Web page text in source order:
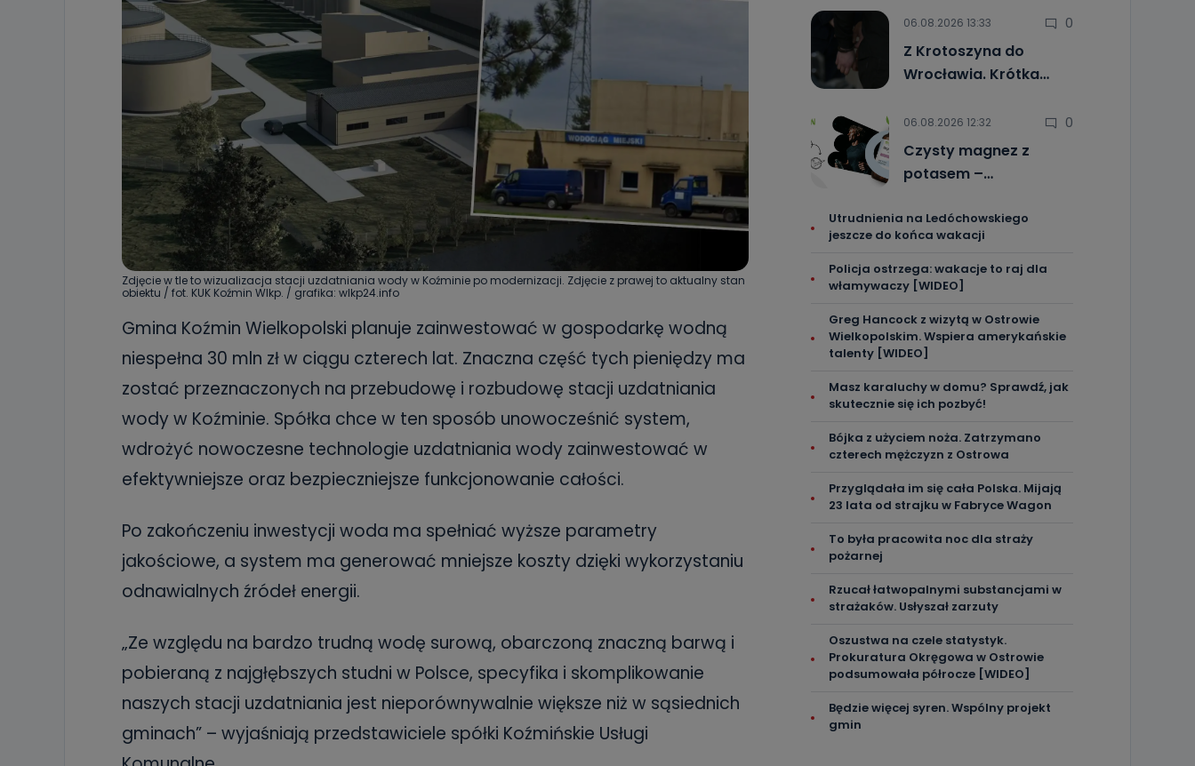
Zdjęcie w tle to wizualizacja stacji uzdatniania wody w Koźminie po modernizacji. Zdjęcie z prawej to aktualny stan
obiektu / fot. KUK Koźmin Wlkp. / grafika: wlkp24.info
Gmina Koźmin Wielkopolski planuje zainwestować w gospodarkę wodną
niespełna 30 mln zł w ciągu czterech lat. Znaczna część tych pieniędzy ma
zostać przeznaczonych na przebudowę i rozbudowę stacji uzdatniania
wody w Koźminie. Spółka chce w ten sposób unowocześnić system,
wdrożyć nowoczesne technologie uzdatniania wody zainwestować w
efektywniejsze oraz bezpieczniejsze funkcjonowanie całości.
Po zakończeniu inwestycji woda ma spełniać wyższe parametry
jakościowe, a system ma generować mniejsze koszty dzięki wykorzystaniu
odnawialnych źródeł energii.
„Ze względu na bardzo trudną wodę surową, obarczoną znaczną barwą i
pobieraną z najgłębszych studni w Polsce, specyfika i skomplikowanie
naszych stacji uzdatniania jest nieporównywalnie większe niż w sąsiednich
gminach” – wyjaśniają przedstawiciele spółki Koźmińskie Usługi
06.08.2026 13:33 0
Z Krotoszyna do
Wrocławia. Krótka…
06.08.2026 12:32 0
Czysty magnez z
potasem –…
Utrudnienia na Ledóchowskiego
jeszcze do końca wakacji
Policja ostrzega: wakacje to raj dla
włamywaczy [WIDEO]
Greg Hancock z wizytą w Ostrowie
Wielkopolskim. Wspiera amerykańskie
talenty [WIDEO]
Masz karaluchy w domu? Sprawdź, jak
skutecznie się ich pozbyć!
Bójka z użyciem noża. Zatrzymano
czterech mężczyzn z Ostrowa
Przyglądała im się cała Polska. Mijają
23 lata od strajku w Fabryce Wagon
To była pracowita noc dla straży
pożarnej
Rzucał łatwopalnymi substancjami w
strażaków. Usłyszał zarzuty
Oszustwa na czele statystyk.
Prokuratura Okręgowa w Ostrowie
podsumowała półrocze [WIDEO]
Będzie więcej syren. Wspólny projekt
gmin